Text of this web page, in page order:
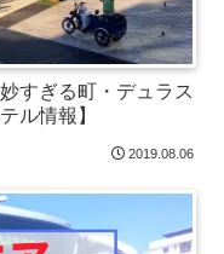
すぎる町・デュラス
ル情報】
2019.08.06